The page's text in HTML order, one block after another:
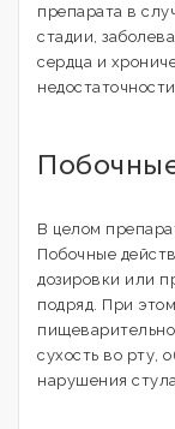
препарата в
стадии,
сердца и
В целом
Побочные
дозировки или
подряд. При
сухость во рту,
нарушения